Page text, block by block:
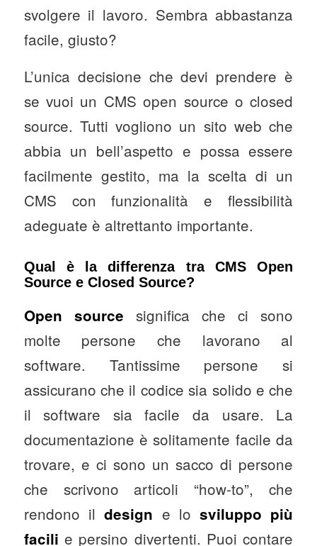
svolgere il lavoro. Sembra abbastanza
facile, giusto?
L’unica decisione che devi prendere è
se vuoi un CMS open source o closed
source. Tutti vogliono un sito web che
abbia un bell’aspetto e possa essere
facilmente gestito, ma la scelta di un
CMS con funzionalità e flessibilità
adeguate è altrettanto importante.
Qual è la differenza tra CMS Open
Source e Closed Source?
Open source significa che ci sono
molte persone che lavorano al
software. Tantissime persone si
assicurano che il codice sia solido e che
il software sia facile da usare. La
documentazione è solitamente facile da
trovare, e ci sono un sacco di persone
che scrivono articoli “how-to”, che
rendono ildesign e lo sviluppo più
facili e persino divertenti. Puoi contare